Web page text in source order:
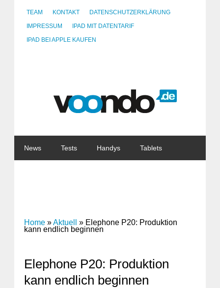
TEAM KONTAKT
DATENSCHUTZERKLÄRUNG
IMPRESSUM
IPAD MIT DATENTARIF
IPAD BEI APPLE KAUFEN
News Tests Handys Tablets
Home »Aktuell » Elephone P20: Produktion
kann endlich beginnen
Elephone P20: Produktion
kann endlich beginnen